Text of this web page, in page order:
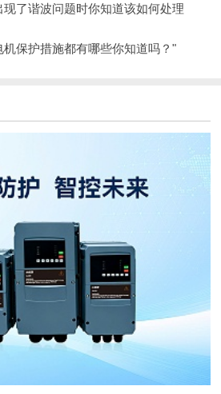
现了谐波问题时你知道该如何处理
机保护措施都有哪些你知道吗？"